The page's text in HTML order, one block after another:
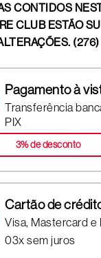
CONTIDOS
CLUB ESTÃO
(276)
Pagamento à
Transferência
PIX
3% de desconto
Cartão de
Visa, Mastercard e
03x sem juros